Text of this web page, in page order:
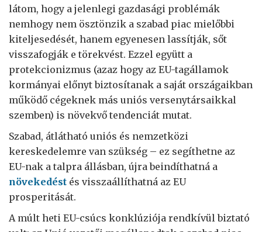
látom, hogy a jelenlegi gazdasági problémák
nemhogy nem ösztönzik a szabad piac mielőbbi
kiteljesedését, hanem egyenesen lassítják, sőt
visszafogják e törekvést. Ezzel együtt a
protekcionizmus (azaz hogy az EU-tagállamok
kormányai előnyt biztosítanak a saját országaikban
működő cégeknek más uniós versenytársaikkal
szemben) is növekvő tendenciát mutat.
Szabad, átlátható uniós és nemzetközi
kereskedelemre van szükség – ez segíthetne az
EU-nak a talpra állásban, újra beindíthatná a
növekedést és visszaállíthatná az EU
prosperitását.
A múlt heti EU-csúcs konklúziója rendkívül biztató